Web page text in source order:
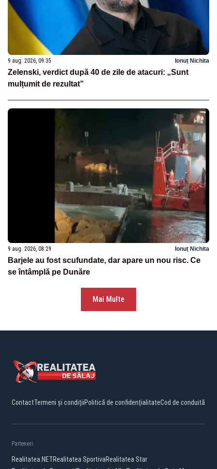
9 aug. 2026, 09:35 Ionuț Nichita
Zelenski, verdict după 40 de zile de atacuri: „Sunt
mulțumit de rezultat”
9 aug. 2026, 08:29 Ionuț Nichita
Barjele au fost scufundate, dar apare un nou risc. Ce
se întâmplă pe Dunăre
Mai Multe
ContactTermeni și condițiiPolitică de confidențialitateCod de conduită
Parteneri:
Realitatea.NETRealitatea SportivaRealitatea Star